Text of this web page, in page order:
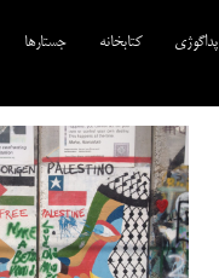
پداگوژی کتابخانه جستارها